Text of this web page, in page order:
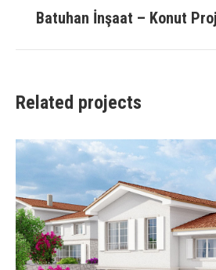
Next
Batuhan İnşaat – Konut
Related projects